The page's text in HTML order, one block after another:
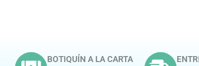
BOTIQUÍN A LA CARTA